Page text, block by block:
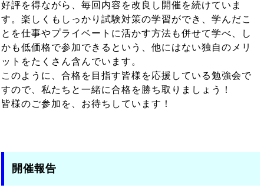
好評を得ながら、毎回内容を改良し開催を続けていま
す。楽しくもしっかり試験対策の学習ができ、学んだこ
とを仕事やプライベートに活かす方法も併せて学べ、し
かも低価格で参加できるという、他にはない独自のメリ
ットをたくさん含んでいます。
このように、合格を目指す皆様を応援している勉強会で
すので、私たちと一緒に合格を勝ち取りましょう！
皆様のご参加を、お待ちしています！
開催報告